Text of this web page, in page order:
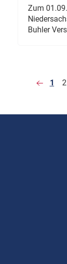
Zum
Buhler
1 2